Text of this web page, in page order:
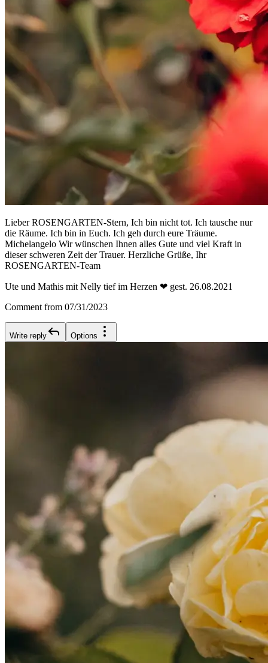
Lieber ROSENGARTEN-Stern, Ich bin nicht tot. Ich tausche nur
die Räume. Ich bin in Euch. Ich geh durch eure Träume.
Michelangelo Wir wünschen Ihnen alles Gute und viel Kraft in
dieser schweren Zeit der Trauer. Herzliche Grüße, Ihr
ROSENGARTEN-Team
Ute und Mathis mit Nelly tief im Herzen ❤ gest. 26.08.2021
Comment from 07/31/2023
Write reply Options